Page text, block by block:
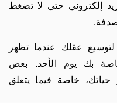
إلكتروني حتى لا تضغط
عقلك عندما تظهر
بك يوم الأحد. بعض
حياتك، خاصة فيما يتعلق